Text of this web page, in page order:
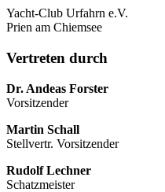
Yacht-Club Urfahrn e.V.
Prien am Chiemsee
Vertreten durch
Dr. Andeas Forster
Vorsitzender
Martin Schall
Stellvertr. Vorsitzender
Rudolf Lechner
Schatzmeister